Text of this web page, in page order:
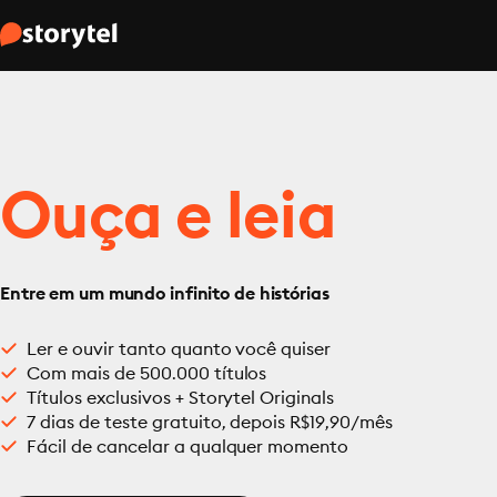
Ouça e leia
Entre em um mundo infinito de histórias
Ler e ouvir tanto quanto você quiser
Com mais de 500.000 títulos
Títulos exclusivos + Storytel Originals
7 dias de teste gratuito, depois R$19,90/mês
Fácil de cancelar a qualquer momento